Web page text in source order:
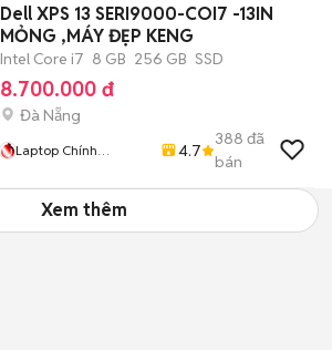
Dell XPS 13 SERI9000-COI7 -13IN
MỎNG ,MÁY ĐẸP KENG
Intel Core i7 8 GB 256 GB SSD
8.700.000 đ
Đà Nẵng
Laptop Chính
4.7
388 đã
bán
Xem thêm